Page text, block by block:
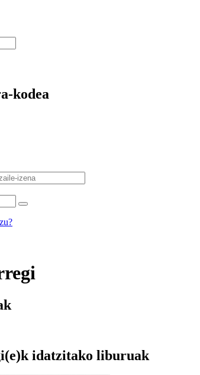
kodea
idatzitako liburuak